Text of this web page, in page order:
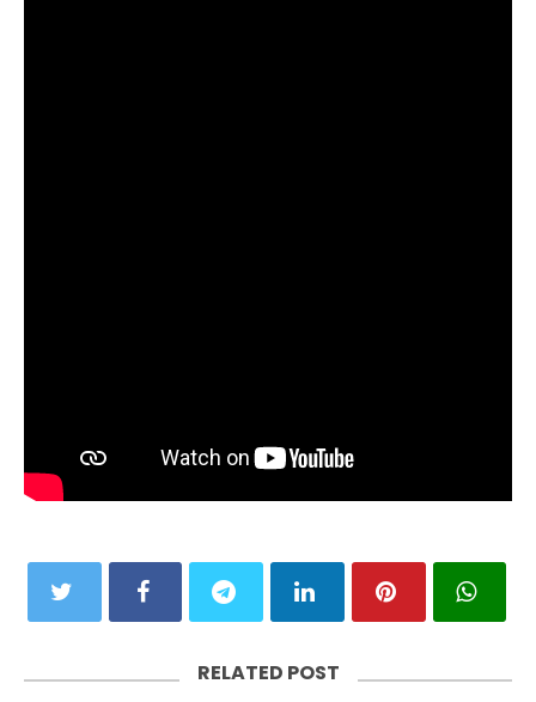
RELATED POST